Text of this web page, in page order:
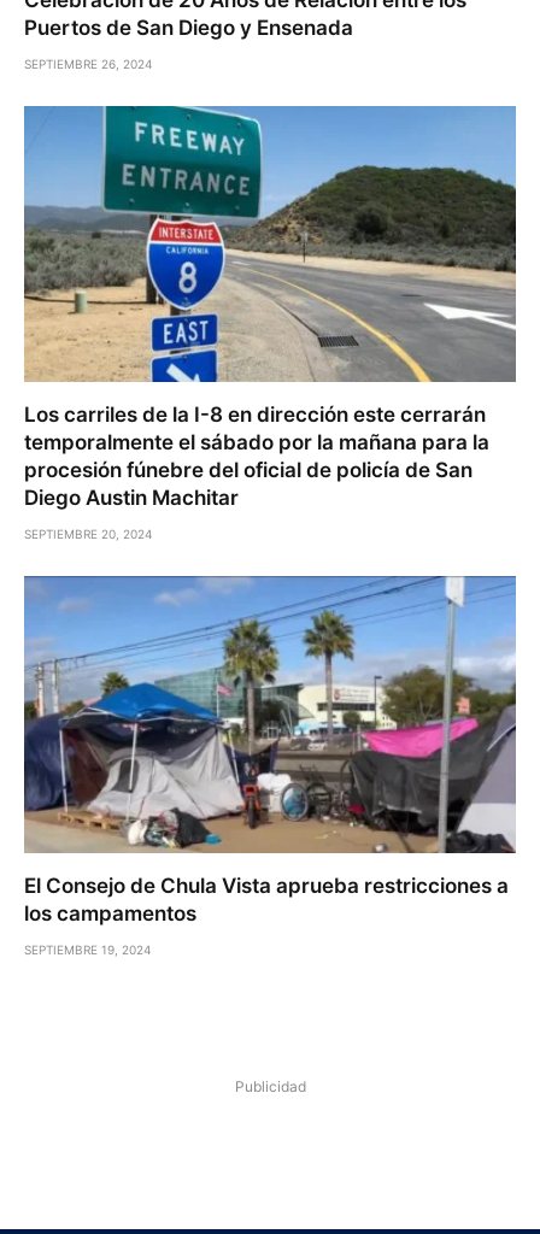
Puertos de San Diego y Ensenada
SEPTIEMBRE 26, 2024
Los carriles de la I-8 en dirección este cerrarán
temporalmente el sábado por la mañana para la
procesión fúnebre del oficial de policía de San
Diego Austin Machitar
SEPTIEMBRE 20, 2024
El Consejo de Chula Vista aprueba restricciones a
los campamentos
SEPTIEMBRE 19, 2024
Publicidad